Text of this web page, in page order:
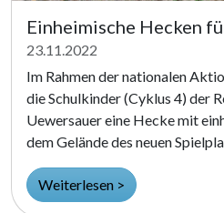
Einheimische Hecken
23.11.2022
Im Rahmen der nationalen
die Schulkinder (Cyklus 4) der
Uewersauer eine Hecke mit
dem Gelände des neuen
Weiterlesen >